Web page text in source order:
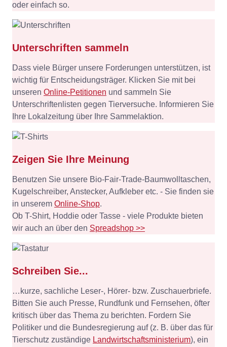
oder einfach so.
Unterschriften sammeln
Dass viele Bürger unsere Forderungen unterstützen, ist
wichtig für Entscheidungsträger. Klicken Sie mit bei
unseren Online-Petitionen und sammeln Sie
Unterschriftenlisten gegen Tierversuche. Informieren Sie
Ihre Lokalzeitung über Ihre Sammelaktion.
Zeigen Sie Ihre Meinung
Benutzen Sie unsere Bio-Fair-Trade-Baumwolltaschen,
Kugelschreiber, Anstecker, Aufkleber etc. - Sie finden sie
in unserem Online-Shop.
Ob T-Shirt, Hoddie oder Tasse - viele Produkte bieten
wir auch an über den Spreadshop >>
Schreiben Sie...
…kurze, sachliche Leser-, Hörer- bzw. Zuschauerbriefe.
Bitten Sie auch Presse, Rundfunk und Fernsehen, öfter
kritisch über das Thema zu berichten. Fordern Sie
Politiker und die Bundesregierung auf (z. B. über das für
Tierschutz zuständige Landwirtschaftsministerium), ein